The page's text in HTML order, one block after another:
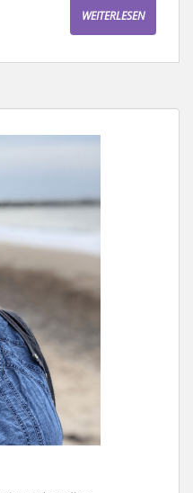
WEITERLESEN